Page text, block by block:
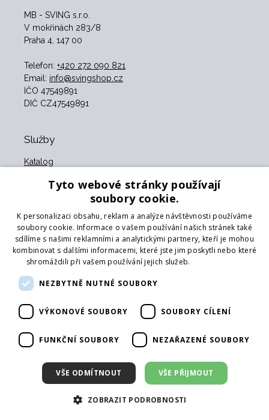
MB - SVING s.r.o.
V mokřinách 283/8
Praha 4, 147 00
Telefon: +420 272 090 821
Email: info@svingshop.cz
IČO 47549891
DIČ CZ47549891
Služby
Katalog
Showroom
Poradenství
Platební metody
Platba předem na účet
Pobočky
Praha 9
Praha 4
České Budějovice
Tyto webové stránky používají
soubory cookie.
K personalizaci obsahu, reklam a analýze návštěvnosti používáme
soubory cookie. Informace o vašem používání našich stránek také
sdílíme s našimi reklamními a analytickými partnery, kteří je mohou
kombinovat s dalšími informacemi, které jste jim poskytli nebo které
shromáždili při vašem používání jejich služeb.
NEZBYTNĚ NUTNÉ SOUBORY
VÝKONOVÉ SOUBORY SOUBORY CÍLENÍ
FUNKČNÍ SOUBORY NEZAŘAZENÉ SOUBORY
VŠE PŘIJMOUT
VŠE ODMÍTNOUT
ZOBRAZIT PODROBNOSTI